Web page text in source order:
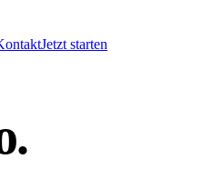
Jetzt starten